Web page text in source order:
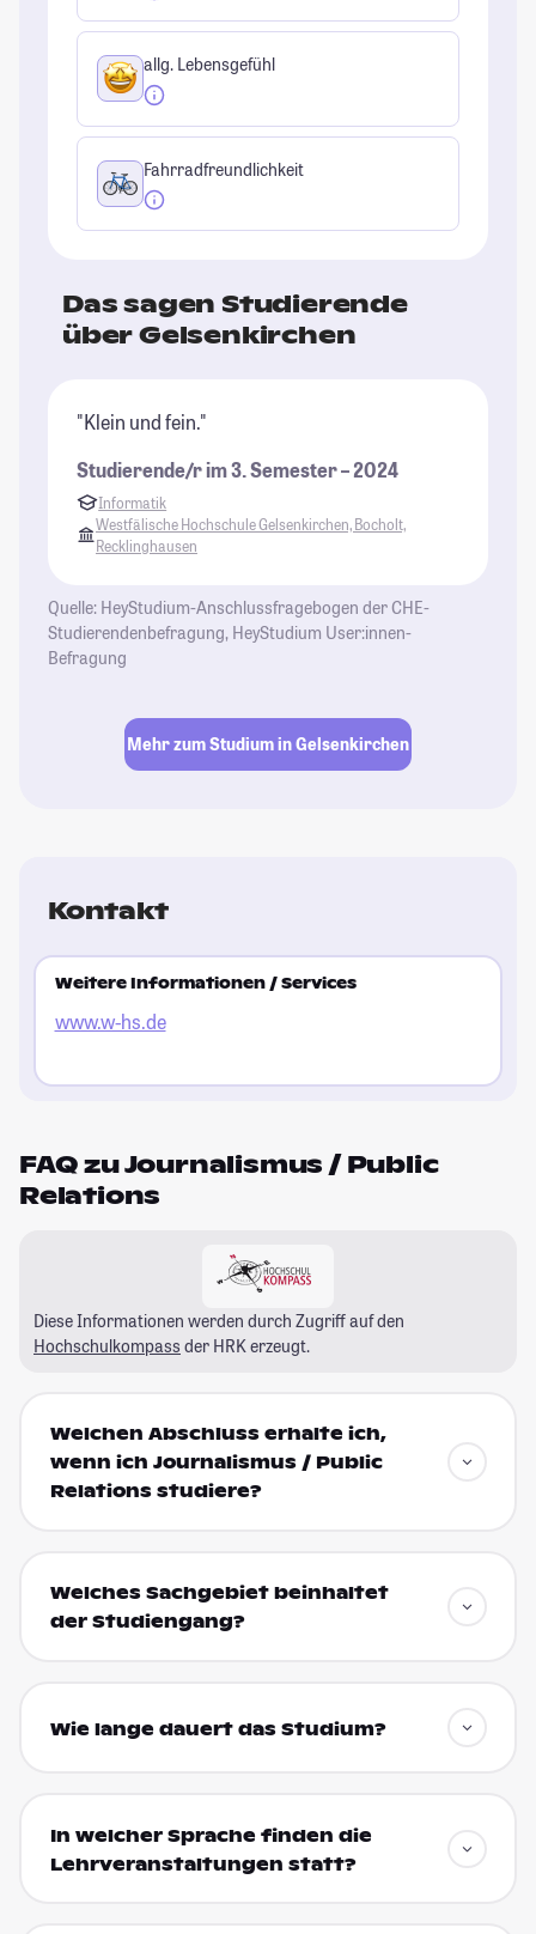
allg. Lebensgefühl
Fahrradfreundlichkeit
Das sagen Studierende
über Gelsenkirchen
"Klein und fein."
Studierende/r im 3. Semester – 2024
Informatik
Westfälische Hochschule Gelsenkirchen, Bocholt,
Recklinghausen
Quelle: HeyStudium-Anschlussfragebogen der CHE-
Studierendenbefragung, HeyStudium User:innen-
Befragung
Mehr zum Studium in Gelsenkirchen
Kontakt
Weitere Informationen / Services
www.w-hs.de
FAQ zu Journalismus / Public
Relations
Diese Informationen werden durch Zugriff auf den
Hochschulkompass der HRK erzeugt.
Welchen Abschluss erhalte ich,
wenn ich Journalismus / Public
Relations studiere?
Welches Sachgebiet beinhaltet
der Studiengang?
Wie lange dauert das Studium?
In welcher Sprache finden die
Lehrveranstaltungen statt?